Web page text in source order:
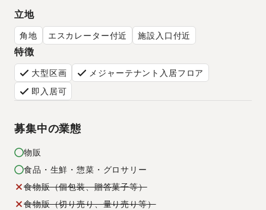
立地
角地 エスカレーター付近 施設入口付近
特徴
大型区画
メジャーテナント入居フロア
即入居可
募集中の業態
物販
食品・生鮮・惣菜・グロサリー
食物販（個包装、贈答菓子等）
食物販（切り売り、量り売り等）